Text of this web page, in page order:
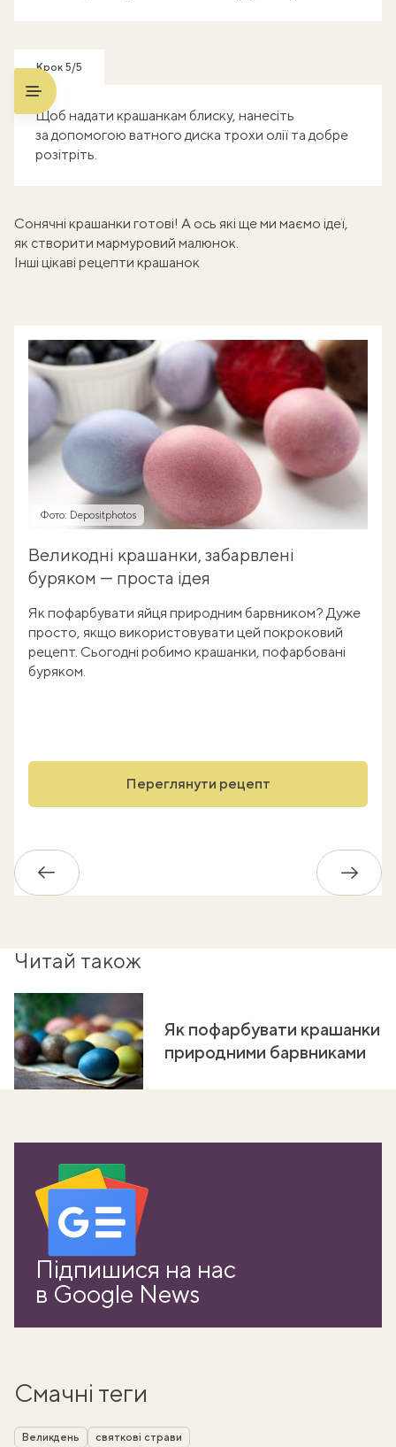
Крок 5/5
Щоб надати крашанкам блиску, нанесіть
за допомогою ватного диска трохи олії та добре
розітріть.
Сонячні крашанки готові! А ось які ще ми маємо ідеї,
як створити мармуровий малюнок.
Інші цікаві рецепти крашанок
Фото: Depositphotos
Великодні крашанки, забарвлені
буряком — проста ідея
Як пофарбувати яйця природним барвником? Дуже
просто, якщо використовувати цей покроковий
рецепт. Сьогодні робимо крашанки, пофарбовані
буряком.
Переглянути рецепт
Назад
Читай також
Як пофарбувати крашанки
природними барвниками
Підпишися на нас
в Google News
Смачні теги
Великдень святкові страви